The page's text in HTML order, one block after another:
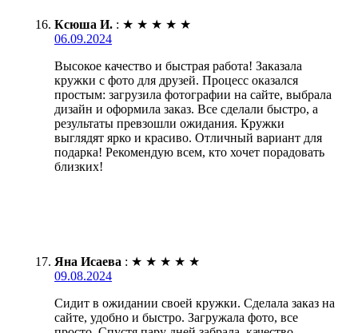
Ксюша И. : ★ ★ ★ ★ ★
06.09.2024
Высокое качество и быстрая работа! Заказала
кружки с фото для друзей. Процесс оказался
простым: загрузила фотографии на сайте, выбрала
дизайн и оформила заказ. Все сделали быстро, а
результаты превзошли ожидания. Кружки
выглядят ярко и красиво. Отличный вариант для
подарка! Рекомендую всем, кто хочет порадовать
близких!
Яна Исаева : ★ ★ ★ ★ ★
09.08.2024
Сидит в ожидании своей кружки. Сделала заказ на
сайте, удобно и быстро. Загружала фото, все